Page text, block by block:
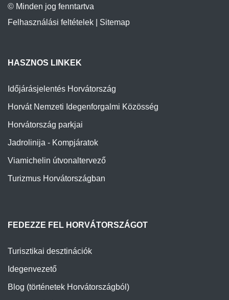
© Minden jog fenntartva
Felhasználási feltételek
Sitemap
HASZNOS LINKEK
Időjárásjelentés Horvátország
Horvát Nemzeti Idegenforgalmi Közösség
Horvátország parkjai
Jadrolinija - Kompjáratok
Viamichelin útvonaltervező
Turizmus Horvátországban
FEDEZZE FEL HORVÁTORSZÁGOT
Turisztikai desztinációk
Idegenvezető
Blog (történetek Horvátországból)